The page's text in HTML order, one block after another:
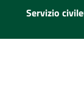
Servizio civile